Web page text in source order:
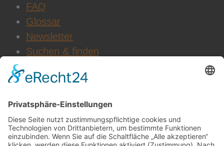
FAQ
Glossar
Newsletter
Suchen & finden
WEITERE INFOS
Datenschutz
Impressum